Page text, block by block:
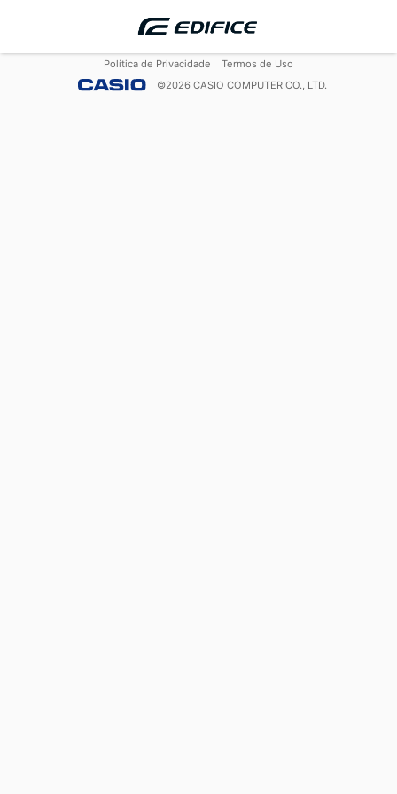
Política de Privacidade
Termos de Uso
©2026 CASIO COMPUTER CO., LTD.